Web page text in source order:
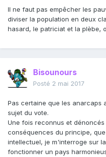
Il ne faut pas empêcher les
diviser la population en deux
hasard, le patriciat et la plèbe,
Bisounours
Posté 2 mai 2017
Pas certaine que les anarcaps
sujet du vote.
Une fois reconnus et
conséquences du principe,
intellectuel, je m'interroge sur
fonctionner un pays